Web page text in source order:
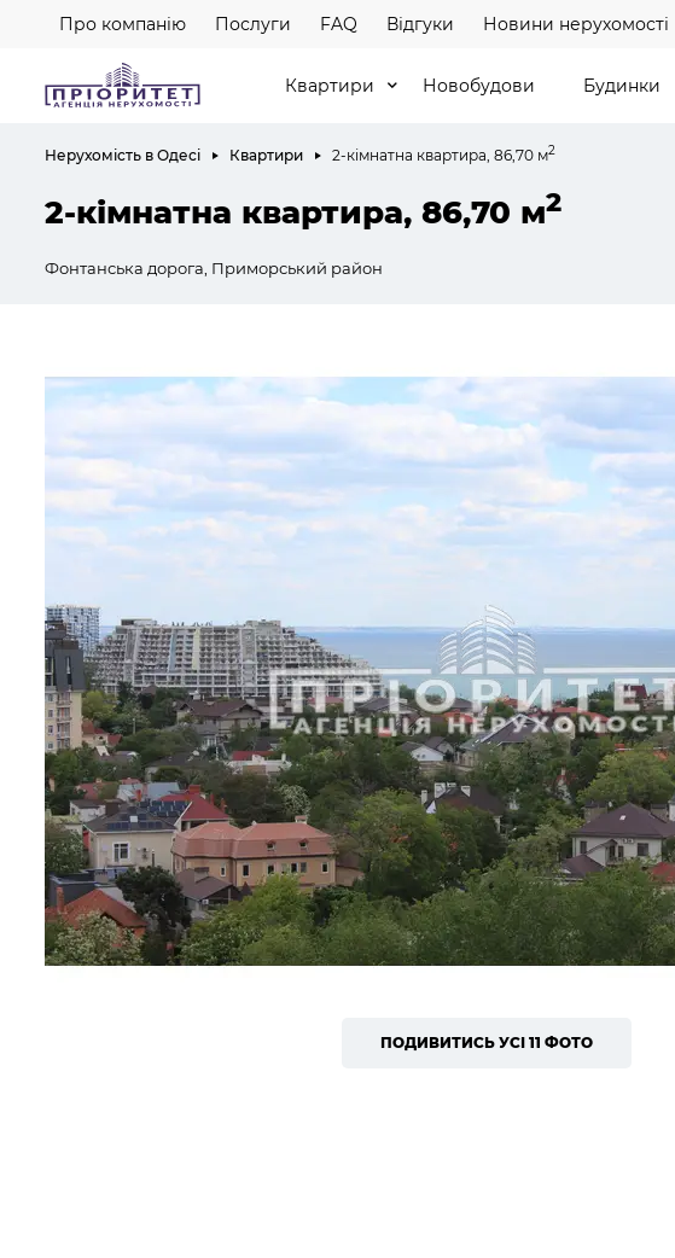
Про компанію Послуги FAQ Відгуки Новини нерухомості
Квартири Новобудови Будинки
Нерухомість в Одесі Квартири 2-кімнатна квартира, 86,70 м2
2-кімнатна квартира, 86,70 м2
Фонтанська дорога, Приморський район
ПОДИВИТИСЬ УСІ 11 ФОТО